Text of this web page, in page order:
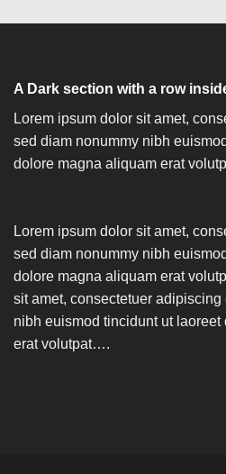
A Dark section with a row
Lorem ipsum dolor sit amet,
sed diam nonummy nibh
dolore magna aliquam erat
Lorem ipsum dolor sit amet,
sed diam nonummy nibh
dolore magna aliquam erat
sit amet, consectetuer
nibh euismod tincidunt ut
erat volutpat….